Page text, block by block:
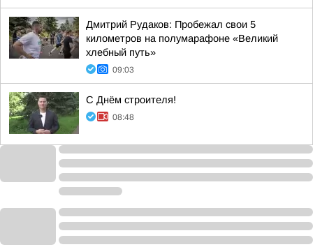
Дмитрий Рудаков: Пробежал свои 5
километров на полумарафоне «Великий
хлебный путь»
09:03
С Днём строителя!
08:48